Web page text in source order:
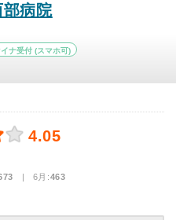
部病院
イナ受付 (スマホ可)
4.05
| 6月:463